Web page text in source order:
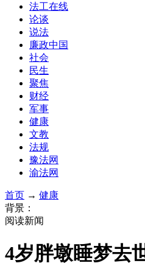
法工在线
论谈
说法
廉政中国
社会
民生
聚焦
财经
军事
健康
文教
法规
豫法网
渝法网
首页 → 健康
背景：
阅读新闻
4岁胖墩睡梦去